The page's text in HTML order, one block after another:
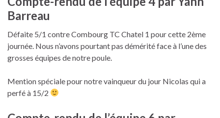
Barreau
Défaite 5/1 contre Combourg TC Chatel 1 pour cette 2ème
journée. Nous n’avons pourtant pas démérité face à l’une des
grosses équipes de notre poule.
Mention spéciale pour notre vainqueur du jour Nicolas qui a
perfé à 15/2